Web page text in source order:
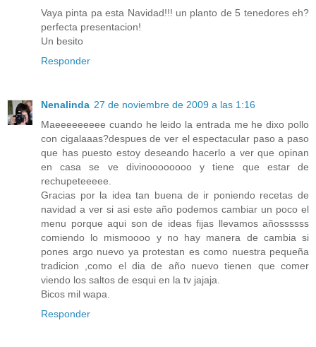
Vaya pinta pa esta Navidad!!! un planto de 5 tenedores eh?
perfecta presentacion!
Un besito
Responder
Nenalinda 27 de noviembre de 2009 a las 1:16
Maeeeeeeeee cuando he leido la entrada me he dixo pollo
con cigalaaas?despues de ver el espectacular paso a paso
que has puesto estoy deseando hacerlo a ver que opinan
en casa se ve divinoooooooo y tiene que estar de
rechupeteeeee.
Gracias por la idea tan buena de ir poniendo recetas de
navidad a ver si asi este año podemos cambiar un poco el
menu porque aqui son de ideas fijas llevamos añossssss
comiendo lo mismoooo y no hay manera de cambia si
pones argo nuevo ya protestan es como nuestra pequeña
tradicion ,como el dia de año nuevo tienen que comer
viendo los saltos de esqui en la tv jajaja.
Bicos mil wapa.
Responder